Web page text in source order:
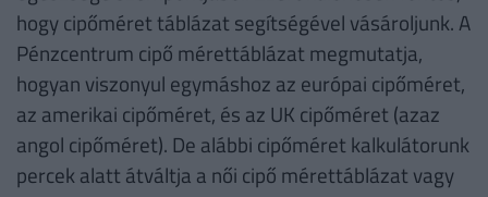
hogy cipőméret táblázat segítségével vásároljunk. A
Pénzcentrum cipő mérettáblázat megmutatja,
hogyan viszonyul egymáshoz az európai cipőméret,
az amerikai cipőméret, és az UK cipőméret (azaz
angol cipőméret). De alábbi cipőméret kalkulátorunk
percek alatt átváltja a női cipő mérettáblázat vagy